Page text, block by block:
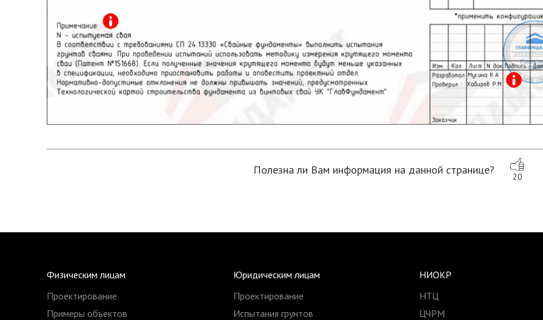
Полезна ли Вам информация на данной странице? 20
Физическим лицам
Проектирование
Примеры объектов
Юридическим лицам
Проектирование
Испытания грунтов
НИОКР
НТЦ
ЦЧРМ